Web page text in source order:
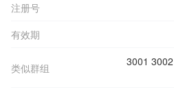
注册号
有效期
类似群组
3001